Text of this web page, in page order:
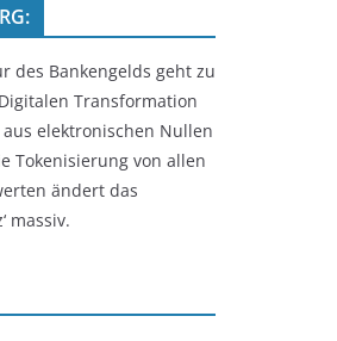
des Bankengelds geht zu
Transformation
elektronischen Nullen
Tokenisierung von allen
ändert das
massiv.